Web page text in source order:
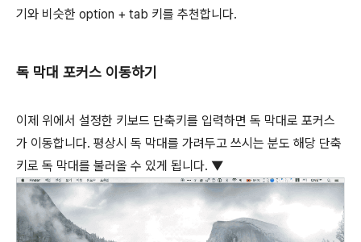
기와 비슷한 option + tab 키를 추천합니다.
독 막대 포커스 이동하기
이제 위에서 설정한 키보드 단축키를 입력하면 독 막대로 포커스
가 이동합니다. 평상시 독 막대를 가려두고 쓰시는 분도 해당 단축
키로 독 막대를 불러올 수 있게 됩니다. ▼